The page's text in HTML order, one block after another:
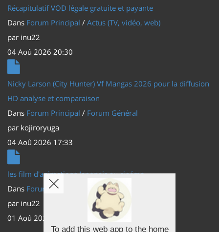
Récapitulatif VOD légale gratuite et payante
Dans Forum Principal / Actus (TV, vidéo, web)
par inu22
04 Aoû 2026 20:30
Nicky Larson (City Hunter) Vf Mangas 2026 pour la diffusion
HD analyse et comparaison
Dans Forum Principal / Forum Général
par kojiroryuga
04 Aoû 2026 17:33
les film d'animations Japonais au cinéma
Dans Forum Principal
Actus (TV, vidéo, web)
par inu22
01 Aoû 2026 20:56
To add this web app to the home